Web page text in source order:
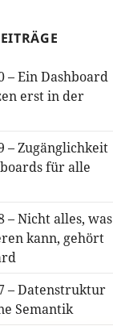
– Ein Dashboard
erst in der
– Zugänglichkeit
für alle
– Nicht alles, was
kann, gehört
– Datenstruktur
Semantik